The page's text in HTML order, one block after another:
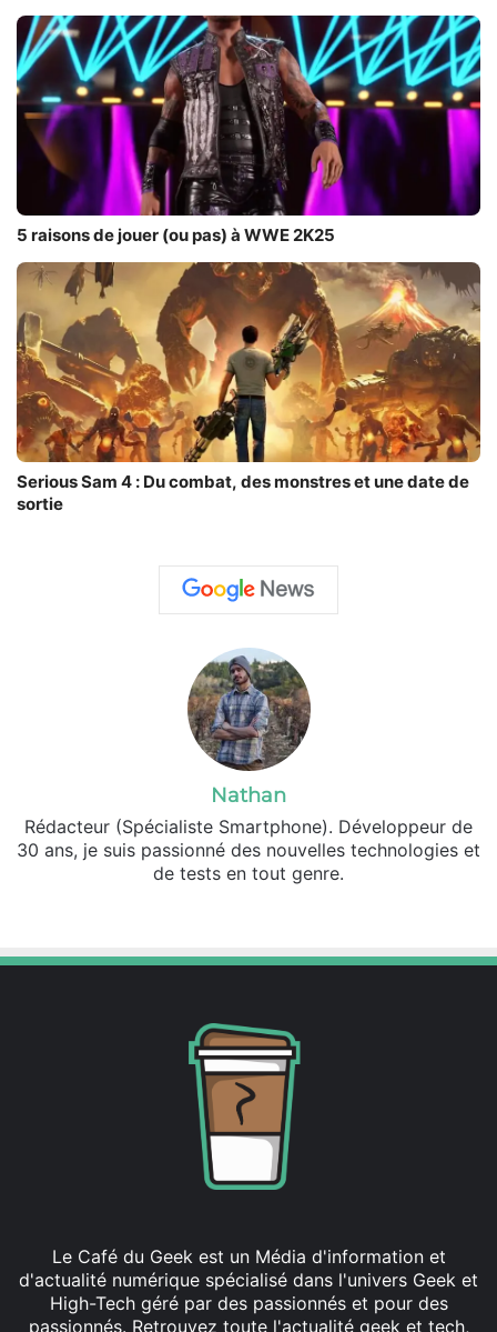
5 raisons de jouer (ou pas) à WWE 2K25
Serious Sam 4 : Du combat, des monstres et une date de
sortie
Nathan
Rédacteur (Spécialiste Smartphone). Développeur de
30 ans, je suis passionné des nouvelles technologies et
de tests en tout genre.
bo
Le Café du Geek est un Média d'information et
d'actualité numérique spécialisé dans l'univers Geek et
High-Tech géré par des passionnés et pour des
passionnés. Retrouvez toute l'actualité geek et tech,